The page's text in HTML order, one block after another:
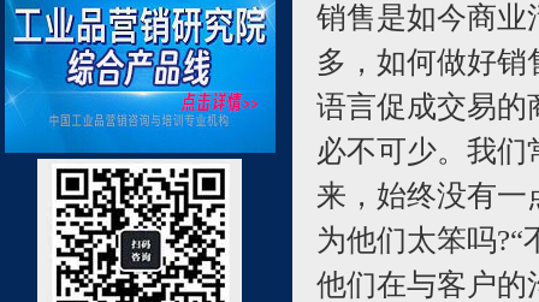
销售是如今商业
多，如何做好
语言促成交易的
必不可少。我
来，始终没有一
为他们太笨吗?“
他们在与客户的